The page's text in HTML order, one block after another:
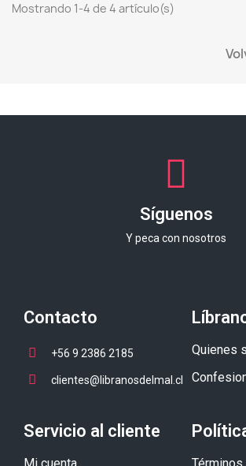
Mostrando 1-4 de 4 artículo(s)
Síguenos
Y peca con nosotros
Contacto
+56 9 2386 2185
clientes@libranosdelmal.cl
Quienes
Servicio al cliente